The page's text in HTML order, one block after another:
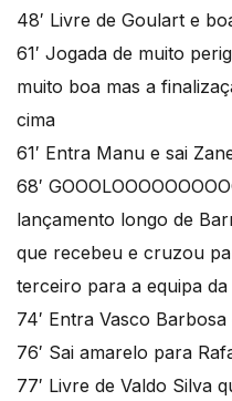
48′ Livre de Goulart e
61′ Jogada de muito
muito boa mas a
cima
61′ Entra Manu e sai
68′
lançamento longo de
que recebeu e cruzou
terceiro para a equipa da
74′ Entra Vasco
76′ Sai amarelo para
77′ Livre de Valdo Silva